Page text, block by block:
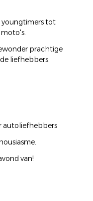
youngtimers tot
prachtige
liefhebbers.
autoliefhebbers
van!